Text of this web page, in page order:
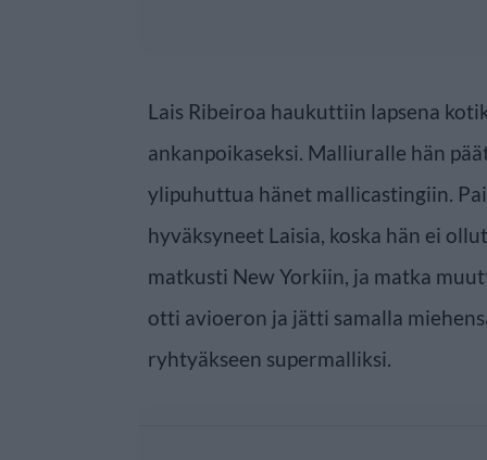
Lais Ribeiroa haukuttiin lapsena
ankanpoikaseksi. Malliuralle hän
ylipuhuttua hänet mallicastingiin.
hyväksyneet Laisia, koska hän ei
matkusti New Yorkiin, ja matka
otti avioeron ja jätti samalla
ryhtyäkseen supermalliksi.